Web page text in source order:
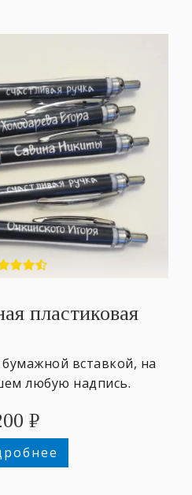
пластиковая
вставкой, на
любую надпись.
₽